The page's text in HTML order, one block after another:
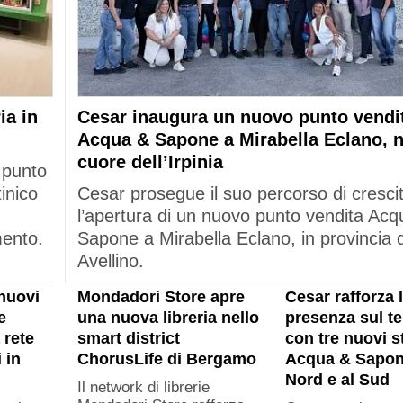
in
Cesar inaugura un nuovo punto
Acqua & Sapone a Mirabella Eclano,
cuore dell’Irpinia
Cesar prosegue il suo percorso di
l’apertura di un nuovo punto vendita
Sapone a Mirabella Eclano, in provincia
Avellino.
rete
in
Mondadori Store apre
una nuova libreria nello
smart district
ChorusLife di Bergamo
Il network di librerie
Cesar rafforza
presenza sul
con tre nuovi
Acqua &
Nord e al Sud